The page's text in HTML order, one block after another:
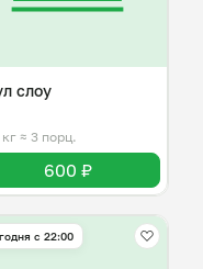
слоу
≈ 3 порц.
600 ₽
с 22:00